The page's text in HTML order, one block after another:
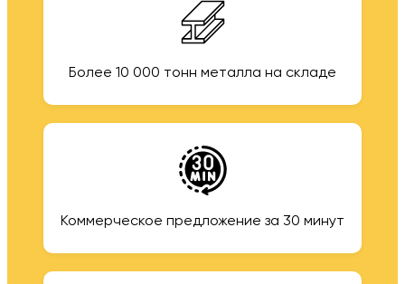
Более 10 000 тонн металла на складе
Коммерческое предложение за 30 минут